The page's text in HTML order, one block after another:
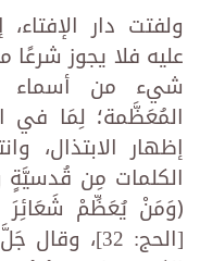
ولفتت دار
عليه فلا يجوز
شيء من أسماء
المُعَظَّمة؛ لِمَا في
إظهار الابتذال،
الكلمات مِن قُدسيَّةٍ
﴿وَمَنْ يُعَظِّمْ شَعَائِرَ
[الحج: 32]،